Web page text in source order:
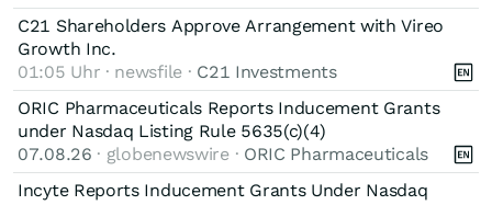
C21 Shareholders Approve Arrangement with Vireo
Growth Inc.
01:05 Uhr · newsfile · C21 Investments
ORIC Pharmaceuticals Reports Inducement Grants
under Nasdaq Listing Rule 5635(c)(4)
07.08.26 · globenewswire · ORIC Pharmaceuticals
Incyte Reports Inducement Grants Under Nasdaq